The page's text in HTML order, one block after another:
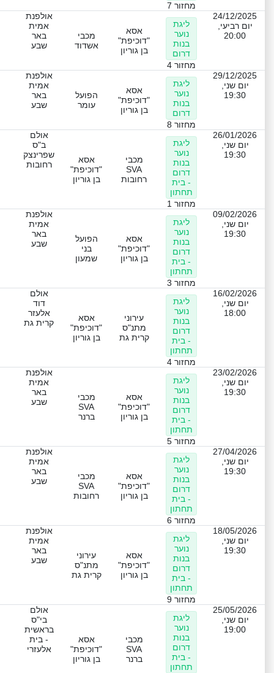
מחזור 7
24/12/2025
יום רביעי,
20:00
ליגת
נוער
בנות
דרום
מחזור 4
אסא
"דוכיפת"
בן גוריון
מכבי
אשדוד
אולפנת
אמית
באר
שבע
29/12/2025
יום שני,
19:30
ליגת
נוער
בנות
דרום
מחזור 8
אסא
"דוכיפת"
בן גוריון
הפועל
עומר
אולפנת
אמית
באר
שבע
26/01/2026
יום שני,
19:30
ליגת
נוער
בנות
דרום
- בית
תחתון
מחזור 1
מכבי
SVA
רחובות
אסא
"דוכיפת"
בן גוריון
אולם
ב"ס
שפרינצק
רחובות
09/02/2026
יום שני,
19:30
ליגת
נוער
בנות
דרום
- בית
תחתון
מחזור 3
אסא
"דוכיפת"
בן גוריון
הפועל
בני
שמעון
אולפנת
אמית
באר
שבע
16/02/2026
יום שני,
18:00
ליגת
נוער
בנות
דרום
- בית
תחתון
מחזור 4
עירוני
מתנ"ס
קרית גת
אסא
"דוכיפת"
בן גוריון
אולם
דוד
אלעזר
קרית גת
23/02/2026
יום שני,
19:30
ליגת
נוער
בנות
דרום
- בית
תחתון
מחזור 5
אסא
"דוכיפת"
בן גוריון
מכבי
SVA
ברנר
אולפנת
אמית
באר
שבע
27/04/2026
יום שני,
19:30
ליגת
נוער
בנות
דרום
- בית
תחתון
מחזור 6
אסא
"דוכיפת"
בן גוריון
מכבי
SVA
רחובות
אולפנת
אמית
באר
שבע
18/05/2026
יום שני,
19:30
ליגת
נוער
בנות
דרום
- בית
תחתון
מחזור 9
אסא
"דוכיפת"
בן גוריון
עירוני
מתנ"ס
קרית גת
אולפנת
אמית
באר
שבע
25/05/2026
יום שני,
19:00
ליגת
נוער
בנות
דרום
- בית
תחתון
מכבי
SVA
ברנר
אסא
"דוכיפת"
בן גוריון
אולם
בי"ס
בראשית
- בית
אלעזרי